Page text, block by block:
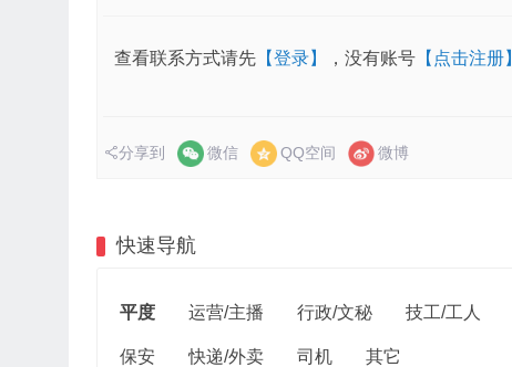
查看联系方式请先 【登录】 ，没有账号 【点击注册】
分享到 微信 QQ空间 微博
快速导航
平度 运营/主播 行政/文秘 技工/工人
保安 快递/外卖 司机 其它